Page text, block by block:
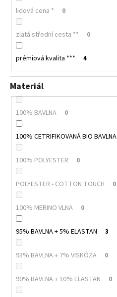
lidová cena * 0
zlatá střední cesta ** 0
prémiová kvalita *** 4
Materiál
100% BAVLNA 0
100% CETRIFIKOVANÁ BIO BAVLNA
100% POLYESTER 0
POLYESTER - COTTON TOUCH 0
100% MERINO VLNA 0
95% BAVLNA + 5% ELASTAN 3
93% BAVLNA + 7% VISKÓZA 0
90% BAVLNA + 10% ELASTAN 0